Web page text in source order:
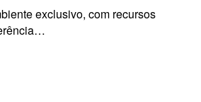
exclusivo, com recursos